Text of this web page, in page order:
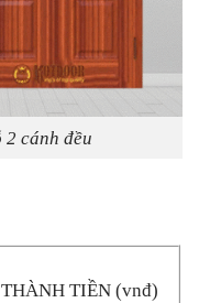
2 cánh đều
THÀNH TIỀN (vnđ)